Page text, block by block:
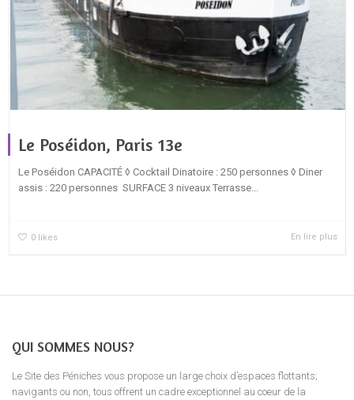
Le Poséidon, Paris 13e
Le Poséidon CAPACITÉ ◊ Cocktail Dinatoire : 250 personnes ◊ Diner
assis : 220 personnes SURFACE 3 niveaux Terrasse...
0 likes En lire plus
QUI SOMMES NOUS?
Le Site des Péniches vous propose un large choix d’espaces flottants;
navigants ou non, tous offrent un cadre exceptionnel au coeur de la